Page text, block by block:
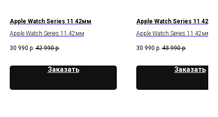
Apple Watch Series 11 42мм
Apple Watch Series 11 42мм
30 990 р. 42 990 р.
Заказать
Apple Watch Series 11 42мм
Apple Watch Series 11 42мм
30 990 р. 43 990 р.
Заказать